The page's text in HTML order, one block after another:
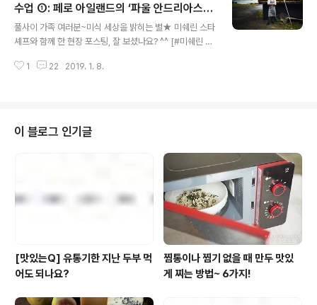
먹고 요리하는 일은 때때로 총 쏘는 거보다 더 어렵고 그보
다 더 위험한(!) 일일 수도 있습니다. 물론 그 반대일 수도
있죠. ‘지구를 살리는 미래의 식탁’에 대해다양한 이야기가
오고갔던 마스터클래스. 오늘은 스페인에서 온 마카레나
데 카스트로 셰프와 함께 합니다~. ^^ [미쉐린 스타 셰프..
수업 ①: 페로 아일랜드의 ‘파울 안드리아스
지스카 셰프’ 편
풀사이 가족 여러분~미식 세상을 밝히는 별★ 미쉐린 스타
셰프와 함께 한 현장 포스팅, 잘 보셨나요? ^^ [#미쉐린 스
러 가기] 이번 행사의 주제는 ‘지구를 살리는 미래의 식탁F
선보여 의미가 더욱 깊었는데요. 우리의 부엌과 식탁에서
실천할 수 있는 맛있고 건강한 팁이 무척 많았답니다. 후후
~ 미쉐린 스타 셰프들의 요리 비법, 궁금하시죠? 풀사이 가
족 여러분을 위해 그날의 알찬 수업 내용을 앞으로 3편의
포스트를 통해 전격! 공개합니다~. ^^ 오늘은 우선 그 중 첫
번..
1 22 2019. 1. 8.
이 블로그 인기글
[맛있는Q] 유통기한 지난 두부 먹
어도 되나요?
찜통이나 찜기 없을 때 만두 맛있
게 찌는 방법~ 6가지!